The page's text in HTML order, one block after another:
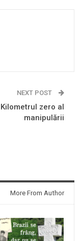
NEXT POST
Kilometrul zero al
manipulării
More From Author